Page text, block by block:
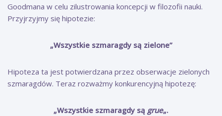
Goodmana w celu zilustrowania koncepcji w filozofii nauki.
Przyjrzyjmy się hipotezie:
„Wszystkie szmaragdy są zielone”
Hipoteza ta jest potwierdzana przez obserwacje zielonych
szmaragdów. Teraz rozważmy konkurencyjną hipotezę:
„Wszystkie szmaragdy są grue„.